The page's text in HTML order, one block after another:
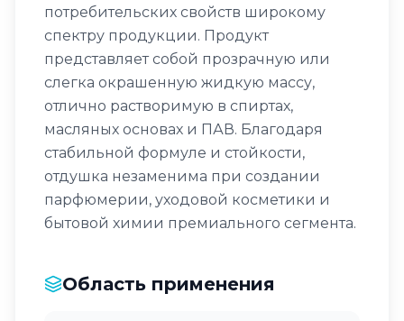
потребительских свойств широкому
спектру продукции. Продукт
представляет собой прозрачную или
слегка окрашенную жидкую массу,
отлично растворимую в спиртах,
масляных основах и ПАВ. Благодаря
стабильной формуле и стойкости,
отдушка незаменима при создании
парфюмерии, уходовой косметики и
бытовой химии премиального сегмента.
Область применения